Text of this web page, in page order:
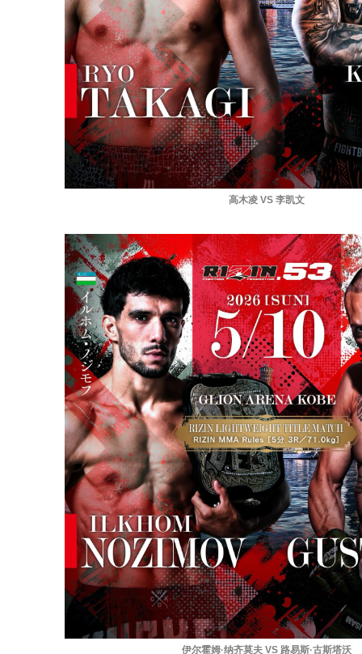
高木凌 VS 李凯文
伊尔霍姆·纳齐莫夫 VS 路易斯·古斯塔沃